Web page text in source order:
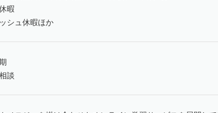
暇
シュ休暇ほか
談